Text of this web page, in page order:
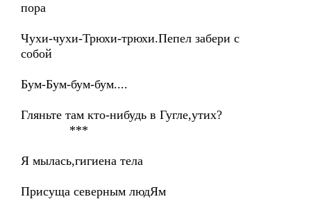
пора
Чухи-чухи-Трюхи-трюхи.Пепел забери с
собой
Бум-Бум-бум-бум....
Гляньте там кто-нибудь в Гугле,утих?
***
Я мылась,гигиена тела
Присуща северным людЯм